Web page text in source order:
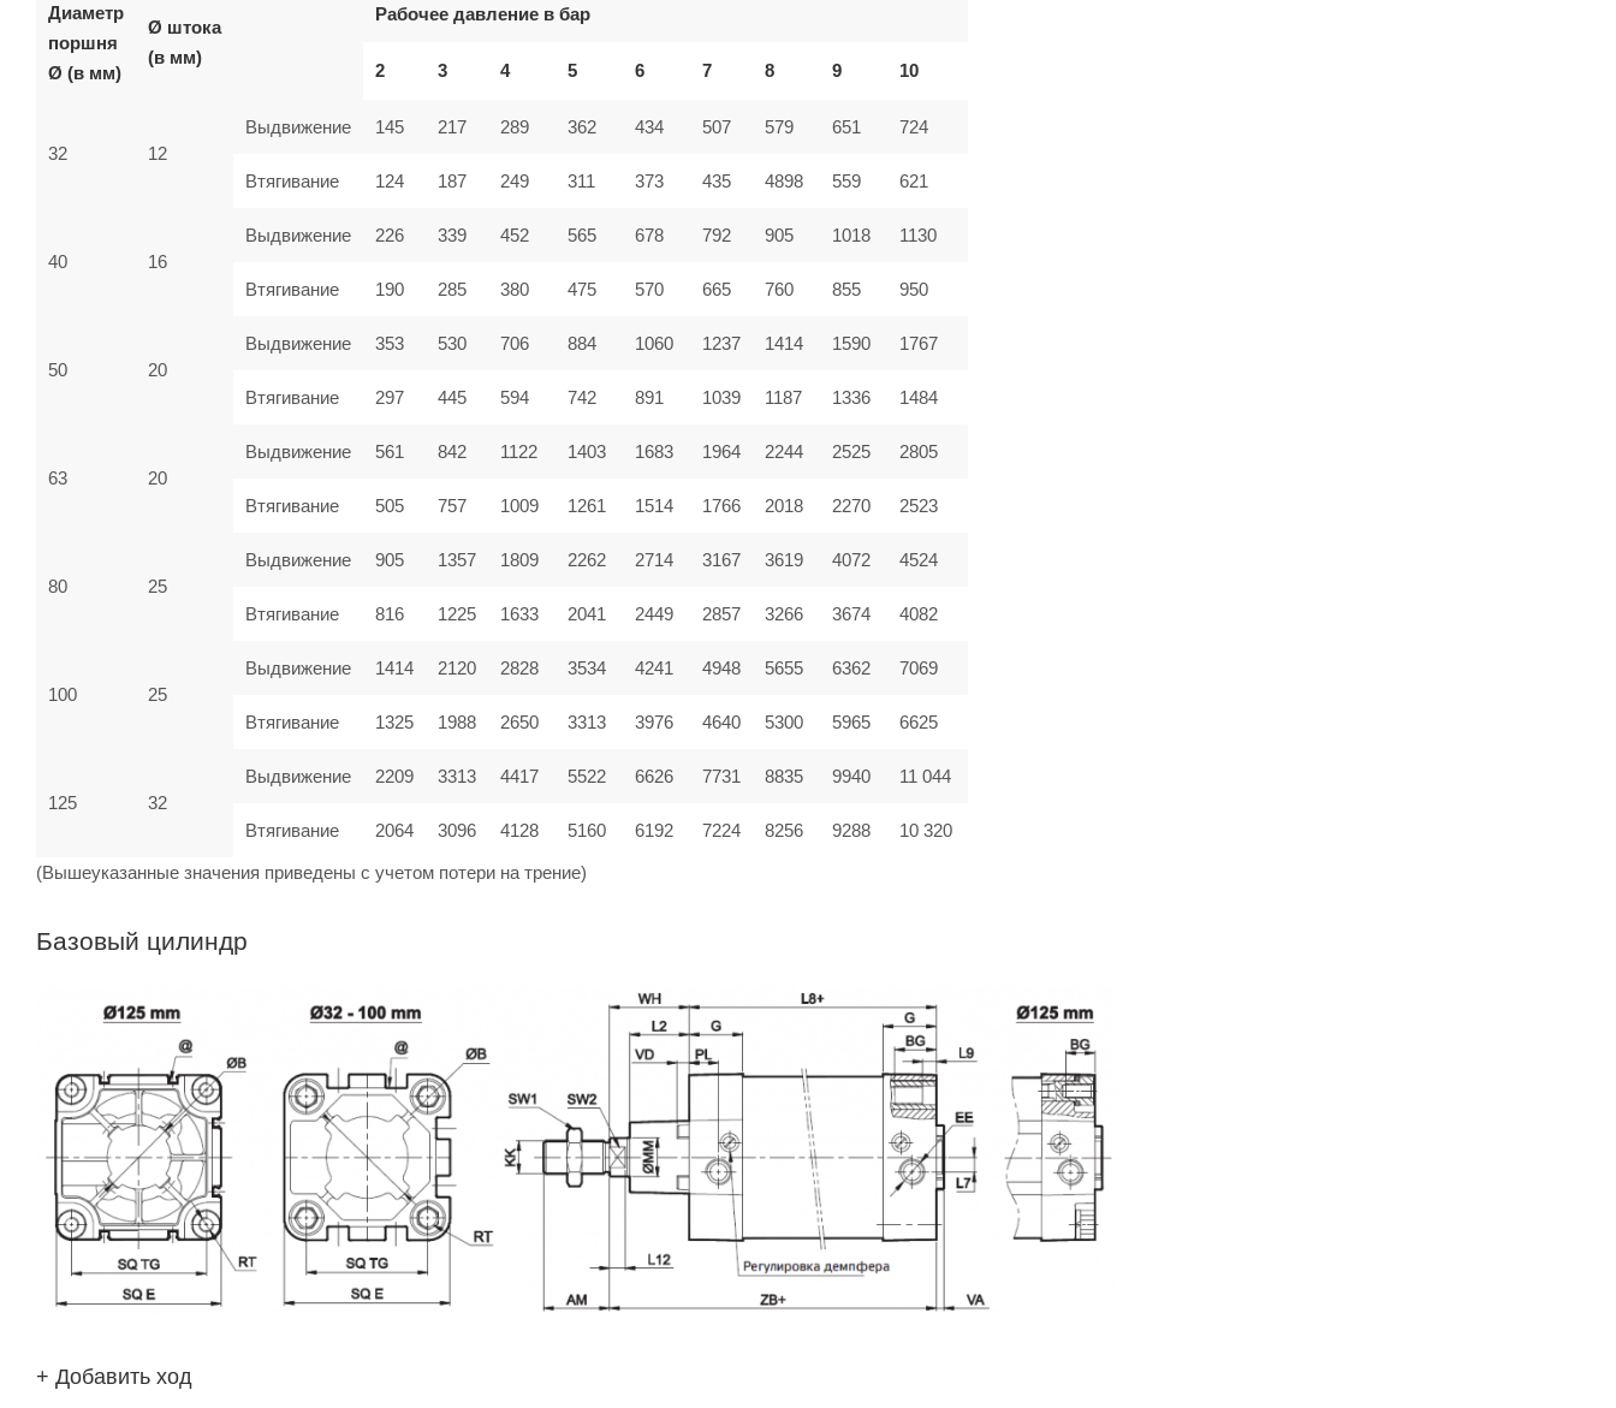
Диаметр
поршня
Ø (в мм)
Ø штока
(в мм)
Рабочее давление в бар
2 3 4 5 6 7 8 9 10
32 12
Выдвижение 145 217 289 362 434 507 579 651 724
Втягивание 124 187 249 311 373 435 4898 559 621
40 16
Выдвижение 226 339 452 565 678 792 905 1018 1130
Втягивание 190 285 380 475 570 665 760 855 950
50 20
Выдвижение 353 530 706 884 1060 1237 1414 1590 1767
Втягивание 297 445 594 742 891 1039 1187 1336 1484
63 20
Выдвижение 561 842 1122 1403 1683 1964 2244 2525 2805
Втягивание 505 757 1009 1261 1514 1766 2018 2270 2523
80 25
Выдвижение 905 1357 1809 2262 2714 3167 3619 4072 4524
Втягивание 816 1225 1633 2041 2449 2857 3266 3674 4082
100 25
Выдвижение 1414 2120 2828 3534 4241 4948 5655 6362 7069
Втягивание 1325 1988 2650 3313 3976 4640 5300 5965 6625
125 32
Выдвижение 2209 3313 4417 5522 6626 7731 8835 9940 11 044
Втягивание 2064 3096 4128 5160 6192 7224 8256 9288 10 320
(Вышеуказанные значения приведены с учетом потери на трение)
Базовый цилиндр
+ Добавить ход